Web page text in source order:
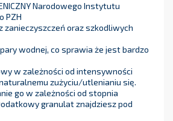
Narodowego Instytutu
PZH
zanieczyszczeń oraz szkodliwych
wodnej, co sprawia że jest bardzo
w zależności od intensywności
zużyciu/utlenianiu się.
go w zależności od stopnia
granulat znajdziesz pod